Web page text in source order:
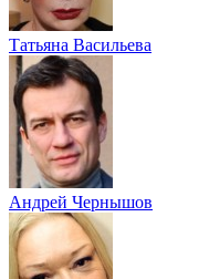
Татьяна Васильева
Андрей Чернышов